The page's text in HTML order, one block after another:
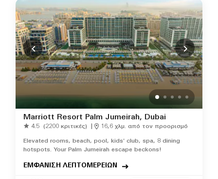
Marriott Resort Palm Jumeirah, Dubai
4.5 (2200 κριτικές) 16,6 χλμ. από τον προορισμό
Elevated rooms, beach, pool, kids' club, spa, 8 dining
hotspots. Your Palm Jumeirah escape beckons!
ΕΜΦΑΝΙΣΗ ΛΕΠΤΟΜΕΡΕΙΩΝ